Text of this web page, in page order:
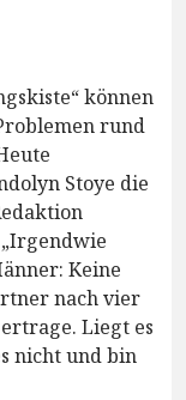
können
rund
Stoye die
Keine
nach vier
Liegt es
nicht und bin